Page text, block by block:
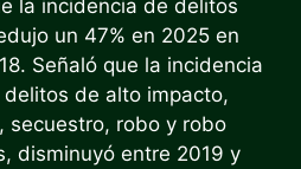
la incidencia de delitos
un 47% en 2025 en
Señaló que la incidencia
de alto impacto,
secuestro, robo y robo
disminuyó entre 2019 y